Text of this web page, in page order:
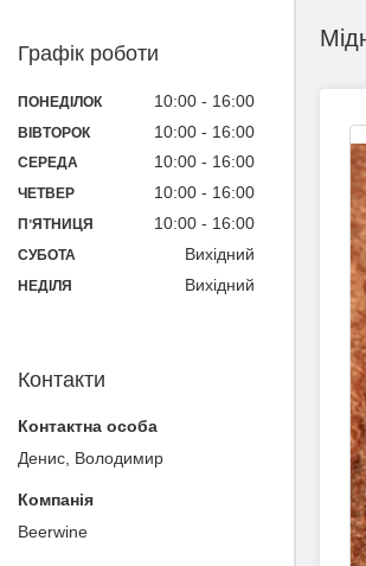
Графік роботи
ПОНЕДІЛОК 10:00 16:00
ВІВТОРОК 10:00 16:00
СЕРЕДА 10:00 16:00
ЧЕТВЕР 10:00 16:00
ПʼЯТНИЦЯ 10:00 16:00
СУБОТА Вихідний
НЕДІЛЯ Вихідний
Контакти
Денис, Володимир
Beerwine